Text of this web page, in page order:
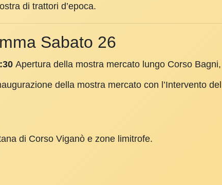
di trattori d’epoca.
Sabato 26
Apertura della mostra mercato lungo Corso
della mostra mercato con l’Intervento
di Corso Viganò e zone limitrofe.